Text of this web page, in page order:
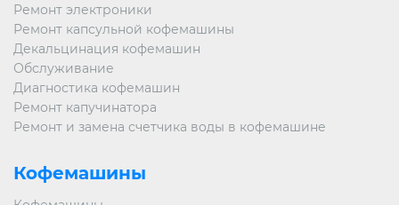
Ремонт электроники
Ремонт капсульной кофемашины
Декальцинация кофемашин
Обслуживание
Диагностика кофемашин
Ремонт капучинатора
Ремонт и замена счетчика воды в кофемашине
Кофемашины